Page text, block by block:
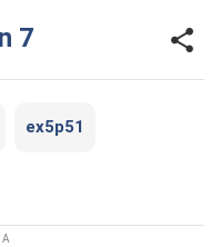
7
ex5p51